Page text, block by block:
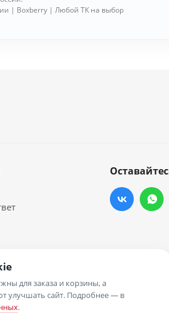
| Boxberry | Любой ТК на выбор
для заказа и корзины, а
улучшать сайт. Подробнее — в
.